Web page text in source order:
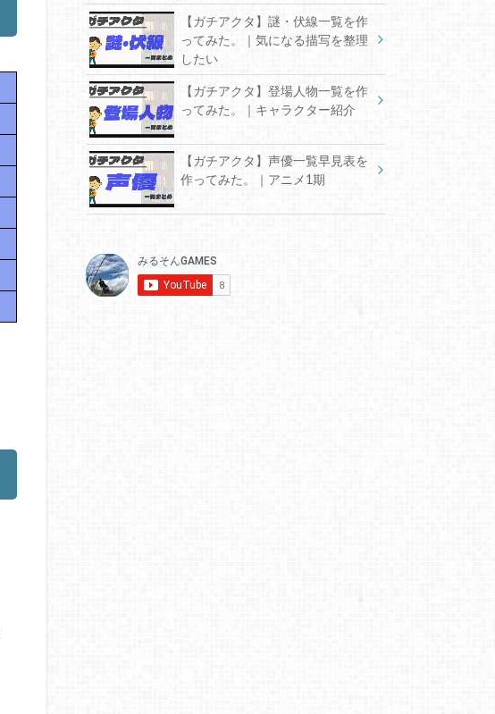
【ガチアクタ】謎・伏線一覧を作
ってみた。｜気になる描写を整理
したい
【ガチアクタ】登場人物一覧を作
ってみた。｜キャラクター紹介
【ガチアクタ】声優一覧早見表を
作ってみた。｜アニメ1期